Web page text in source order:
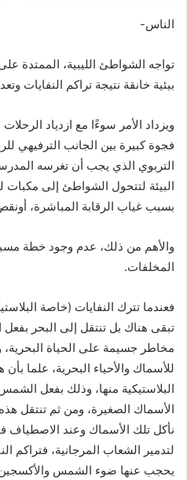
ي
ا
الناس-
بيئية خانقة نتيجة تراكم النفايات
ويزداد الأمر سوءًا مع ازدياد
فجوة كبيرة بين الجانب الترفيهي
التربوي الذي يجب أن تغرسه
البيئة لتتحول الشواطئ إلى مكبات
بسبب غياب الرقابة المباشرة،
والأهم من ذلك، عدم وجود خطة
المخلفات.
فعندما تترك النفايات (خاصة
تبقى هناك بل تنتقل إلى البحر بفعل
مخاطر جسيمة على الحياة البحرية،
للأسماك والأحياء البحرية، علما
البلاستيكية منها، وذلك بفعل
الأسماك الصغيرة، ومن ثم تنتقل
نأكل تلك الأسماك وعند الاصطياف
لتدمير الشعاب المرجانية، فتراكم
يحجب عنها ضوء الشمس